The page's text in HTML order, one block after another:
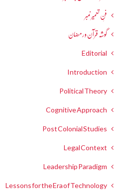
فنِ تعمیر نمبر
گوشہ قرآن و رمضان
Editorial
Introduction
Political Theory
Cognitive Approach
Post Colonial Studies
Legal Context
Leadership Paradigm
Lessons for the Era of Technology